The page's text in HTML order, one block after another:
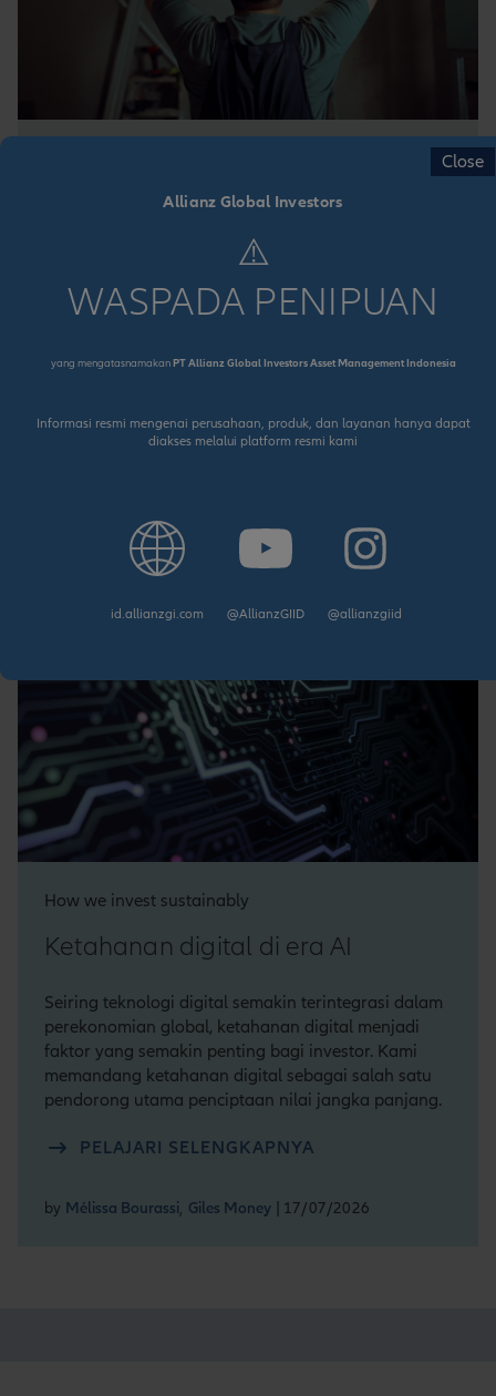
Berinvestasi di Properti atau Reksa
Dana Pendapatan Tetap? Dilema
mempertimbangkan pilihan lain: menjual apartemen
ke dalam reksa dana pendapatan tetap.
How we invest sustainably
Ketahanan digital di era AI
Seiring teknologi digital semakin terintegrasi dalam
perekonomian global, ketahanan digital menjadi
faktor yang semakin penting bagi investor. Kami
memandang ketahanan digital sebagai salah satu
pendorong utama penciptaan nilai jangka panjang.
PELAJARI SELENGKAPNYA
by Mélissa Bourassi, Giles Money | 17/07/2026
Allianz Global Investors
⚠️
WASPADA PENIPUAN
yang mengatasnamakanPT Allianz Global Investors Asset Management Indonesia
Informasi resmi mengenai perusahaan, produk, dan layanan hanya dapat
diakses melalui platform resmi kami
id.allianzgi.com @AllianzGIID @allianzgiid
Close